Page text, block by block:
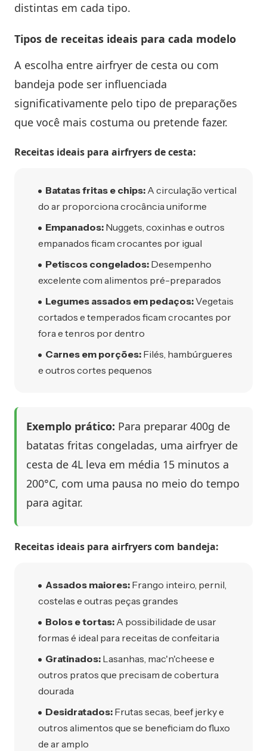
distintas em cada tipo.
Tipos de receitas ideais para cada modelo
A escolha entre airfryer de cesta ou com
bandeja pode ser influenciada
significativamente pelo tipo de preparações
que você mais costuma ou pretende fazer.
Receitas ideais para airfryers de cesta:
Batatas fritas e chips: A circulação vertical
do ar proporciona crocância uniforme
Empanados: Nuggets, coxinhas e outros
empanados ficam crocantes por igual
Petiscos congelados: Desempenho
excelente com alimentos pré-preparados
Legumes assados em pedaços:Vegetais
cortados e temperados ficam crocantes por
fora e tenros por dentro
Carnes em porções: Filés, hambúrgueres
e outros cortes pequenos
Exemplo prático: Para preparar 400g de
batatas fritas congeladas, uma airfryer de
cesta de 4L leva em média 15 minutos a
200°C, com uma pausa no meio do tempo
para agitar.
Receitas ideais para airfryers com bandeja:
Assados maiores: Frango inteiro, pernil,
costelas e outras peças grandes
Bolos e tortas: A possibilidade de usar
formas é ideal para receitas de confeitaria
Gratinados: Lasanhas, mac'n'cheese e
outros pratos que precisam de cobertura
dourada
Desidratados: Frutas secas, beef jerky e
outros alimentos que se beneficiam do fluxo
de ar amplo